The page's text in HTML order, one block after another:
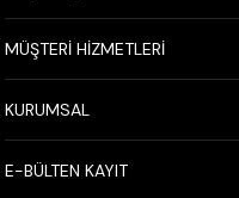
MÜŞTERİ HİZMETLERİ
KURUMSAL
E-BÜLTEN KAYIT